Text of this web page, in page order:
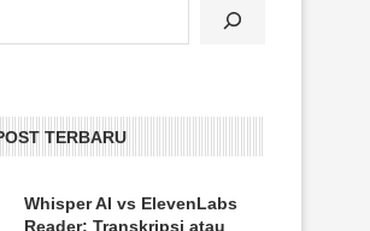
TERBARU
Whisper AI vs ElevenLabs
Reader: Transkripsi atau